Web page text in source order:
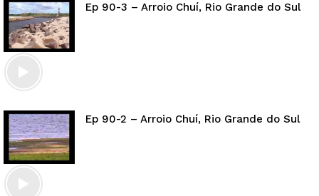
Ep 90-3 – Arroio Chuí, Rio Grande do Sul
Ep 90-2 – Arroio Chuí, Rio Grande do Sul